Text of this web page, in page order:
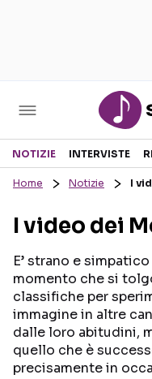
Sezioni
RECENSIONI
INTERVISTE
GOSSIP E CURIOSITÀ
NOTIZIE INTERVISTE
Home Notizie I
I video dei
E’ strano e
momento che si
classifiche per
immagine in altre
dalle loro abitudini,
quello che è
precisamente in